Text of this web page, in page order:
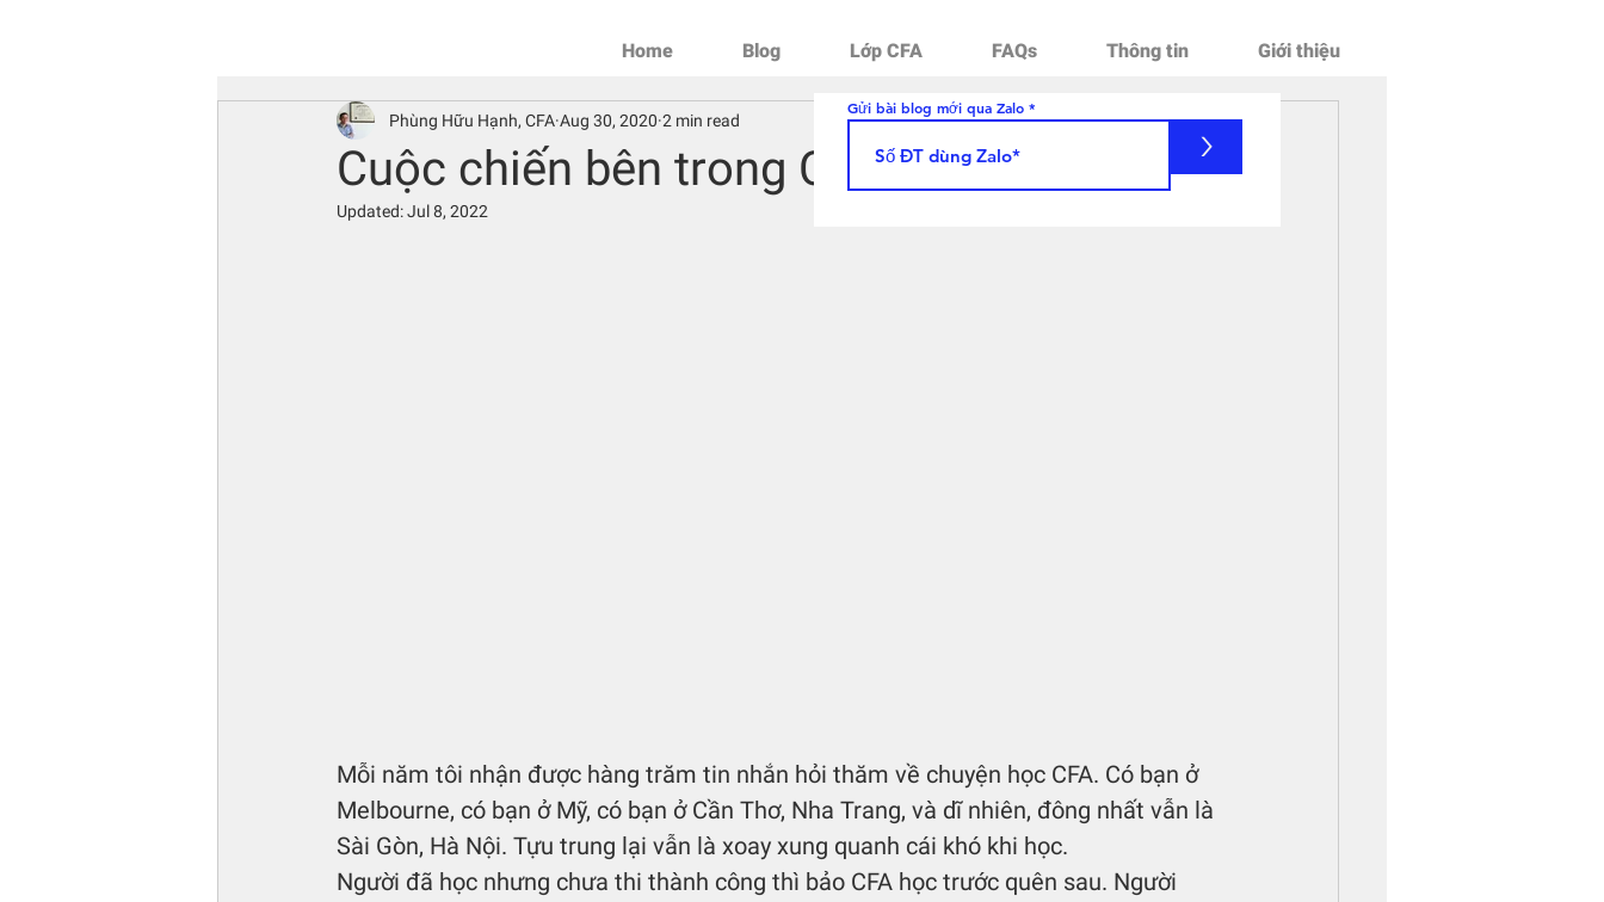
Home Blog Lớp CFA FAQs Thông tin Giới thiệu
Cuộc chiến bên trong CFA
Phùng Hữu Hạnh, CFA Aug 30, 2020 2 min read
Updated:Jul 8, 2022
Mỗi năm tôi nhận được hàng trăm tin nhắn hỏi thăm về chuyện học CFA. Có bạn ở
Melbourne, có bạn ở Mỹ, có bạn ở Cần Thơ, Nha Trang, và dĩ nhiên, đông nhất vẫn là
Sài Gòn, Hà Nội. Tựu trung lại vẫn là xoay xung quanh cái khó khi học.
Người đã học nhưng chưa thi thành công thì bảo CFA học trước quên sau. Người
Gửi bài blog mới qua Zalo
>